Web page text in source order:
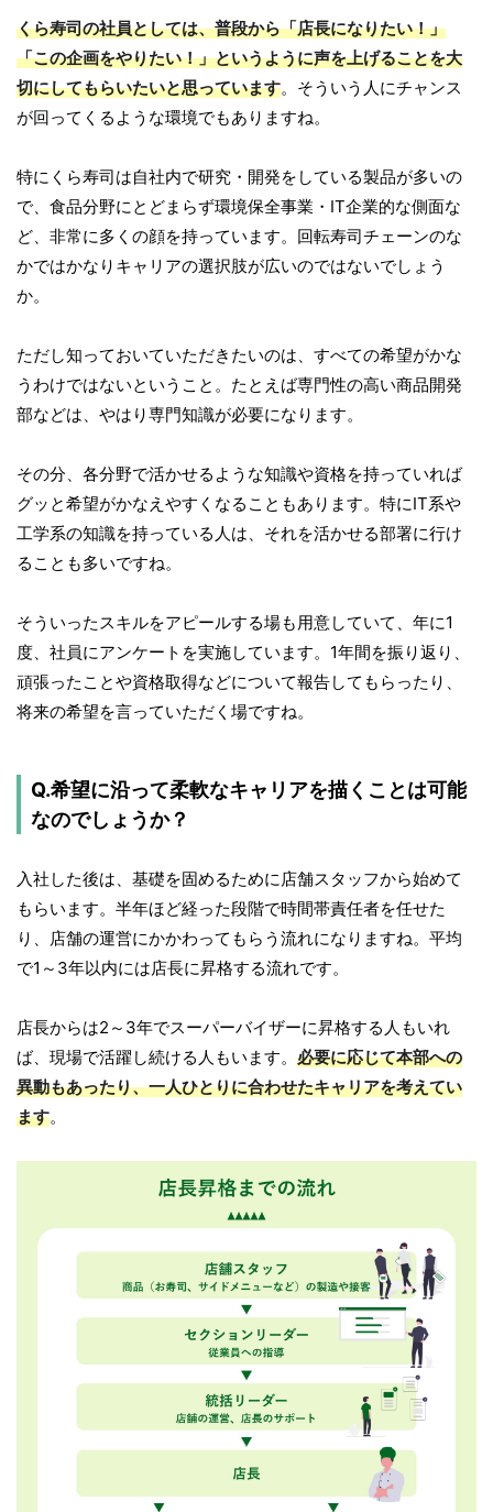
くら寿司の社員としては、普段から「店長になりたい！」
「この企画をやりたい！」というように声を上げることを大
切にしてもらいたいと思っています。そういう人にチャンス
が回ってくるような環境でもありますね。
特にくら寿司は自社内で研究・開発をしている製品が多いの
で、食品分野にとどまらず環境保全事業・IT企業的な側面な
ど、非常に多くの顔を持っています。回転寿司チェーンのな
かではかなりキャリアの選択肢が広いのではないでしょう
か。
ただし知っておいていただきたいのは、すべての希望がかな
うわけではないということ。たとえば専門性の高い商品開発
部などは、やはり専門知識が必要になります。
その分、各分野で活かせるような知識や資格を持っていれば
グッと希望がかなえやすくなることもあります。特にIT系や
工学系の知識を持っている人は、それを活かせる部署に行け
ることも多いですね。
そういったスキルをアピールする場も用意していて、年に1
度、社員にアンケートを実施しています。1年間を振り返り、
頑張ったことや資格取得などについて報告してもらったり、
将来の希望を言っていただく場ですね。
Q.希望に沿って柔軟なキャリアを描くことは可能
なのでしょうか？
入社した後は、基礎を固めるために店舗スタッフから始めて
もらいます。半年ほど経った段階で時間帯責任者を任せた
り、店舗の運営にかかわってもらう流れになりますね。平均
で1～3年以内には店長に昇格する流れです。
店長からは2～3年でスーパーバイザーに昇格する人もいれ
ば、現場で活躍し続ける人もいます。 必要に応じて本部への
異動もあったり、一人ひとりに合わせたキャリアを考えてい
ます。